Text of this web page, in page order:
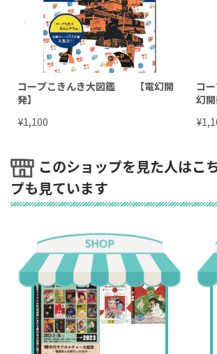
コープこきんき大図鑑 【電幻開
発】
¥1,100
コ
幻開
¥
このショップを見た人はこ
プも見ています